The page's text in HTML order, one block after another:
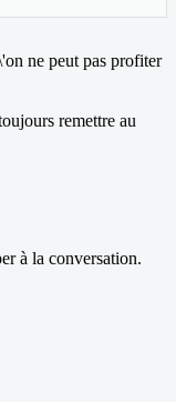
ne peut pas profiter
remettre au
à la conversation.